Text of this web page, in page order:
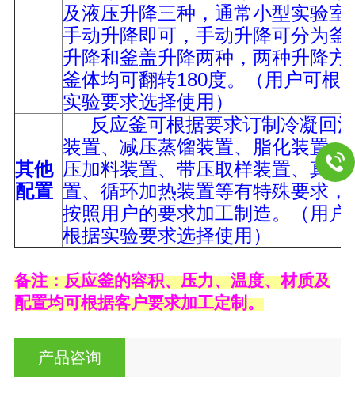
及液压升降三种，通常小型实验室
手动升降即可，手动升降可分为釜
升降和釜盖升降两种，两种升降方
釜体均可翻转180度。（用户可根
实验要求选择使用）
其他
配置
反应釜可根据要求订制冷凝回
装置、减压蒸馏装置、脂化装置、
压加料装置、带压取样装置、真空
置、循环加热装置等有特殊要求，
按照用户的要求加工制造。（用户
根据实验要求选择使用）
备注：反应釜的容积、压力、温度、材质及
配置均可根据客户要求加工定制。
产品咨询